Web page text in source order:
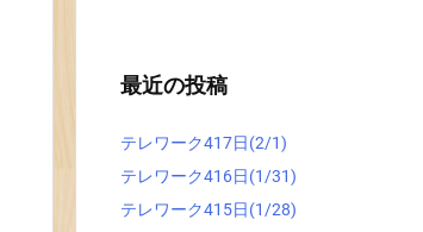
最近の投稿
テレワーク417日(2/1)
テレワーク416日(1/31)
テレワーク415日(1/28)